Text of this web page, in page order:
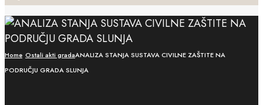
Search
Window
Home Ostali akti gradaANALIZA STANJA SUSTAVA CIVILNE ZAŠTITE NA
PODRUČJU GRADA SLUNJA